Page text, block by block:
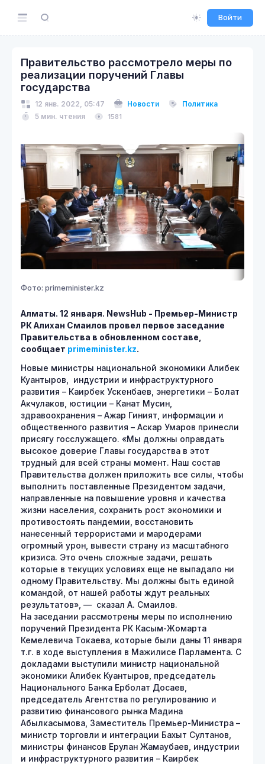
Войти
Правительство рассмотрело меры по
реализации поручений Главы
государства
12 янв. 2022, 05:47 Новости
Политика
5 мин. чтения
1581
Фото: primeminister.kz
Алматы. 12 января. NewsHub - Премьер-Министр
РК Алихан Смаилов провел первое заседание
Правительства в обновленном составе,
сообщает primeminister. kz.
Новые министры национальной экономики Алибек
Куантыров, индустрии и инфраструктурного
развития – Каирбек Ускенбаев, энергетики – Болат
Акчулаков, юстиции – Канат Мусин,
здравоохранения – Ажар Гиният, информации и
общественного развития – Аскар Умаров принесли
присягу госслужащего. «Мы должны оправдать
высокое доверие Главы государства в этот
трудный для всей страны момент. Наш состав
Правительства должен приложить все силы, чтобы
выполнить поставленные Президентом задачи,
направленные на повышение уровня и качества
жизни населения, сохранить рост экономики и
противостоять пандемии, восстановить
нанесенный террористами и мародерами
огромный урон, вывести страну из масштабного
кризиса. Это очень сложные задачи, решать
которые в текущих условиях еще не выпадало ни
одному Правительству. Мы должны быть единой
командой, от нашей работы ждут реальных
результатов», — сказал А. Смаилов.
На заседании рассмотрены меры по исполнению
поручений Президента РК Касым-Жомарта
Кемелевича Токаева, которые были даны 11 января
т.г. в ходе выступления в Мажилисе Парламента. С
докладами выступили министр национальной
экономики Алибек Куантыров, председатель
Национального Банка Ерболат Досаев,
председатель Агентства по регулированию и
развитию финансового рынка Мадина
Абылкасымова, Заместитель Премьер-Министра –
министр торговли и интеграции Бахыт Султанов,
министры финансов Ерулан Жамаубаев, индустрии
и инфраструктурного развития – Каирбек